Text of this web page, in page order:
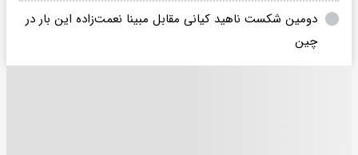
دومین شکست ناهید کیانی مقابل مبینا نعمت‌زاده این بار در
چین